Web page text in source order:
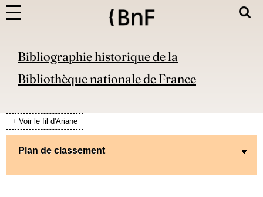
Bibliographie historique de la
Bibliothèque nationale de France
+ Voir le fil d'Ariane
Plan de classement